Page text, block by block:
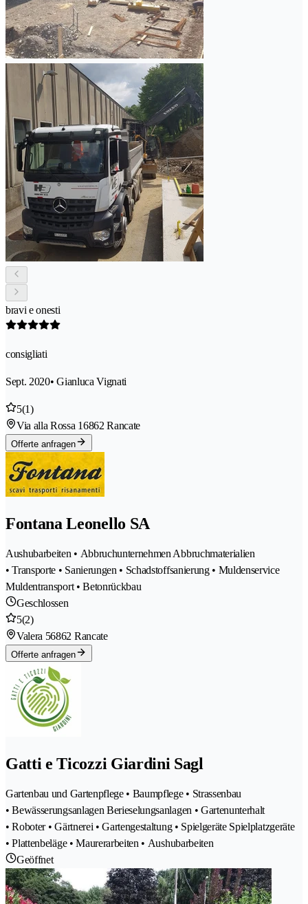
bravi e onesti
consigliati
Sept. 2020• Gianluca Vignati
5(1)
Via alla Rossa 16862 Rancate
Offerte anfragen
Fontana Leonello SA
Aushubarbeiten • Abbruchunternehmen Abbruchmaterialien
• Transporte • Sanierungen • Schadstoffsanierung • Muldenservice
Muldentransport • Betonrückbau
Geschlossen
5(2)
Valera 56862 Rancate
Offerte anfragen
Gatti e Ticozzi Giardini Sagl
Gartenbau und Gartenpflege • Baumpflege • Strassenbau
• Bewässerungsanlagen Berieselungsanlagen • Gartenunterhalt
• Roboter • Gärtnerei • Gartengestaltung • Spielgeräte Spielplatzgeräte
• Plattenbeläge • Maurerarbeiten • Aushubarbeiten
Geöffnet